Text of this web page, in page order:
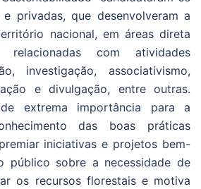
privadas, que desenvolveram a
nacional, em áreas direta
relacionadas com atividades
investigação, associativismo,
e divulgação, entre outras.
extrema importância para a
das boas práticas
iniciativas e projetos bem-
público sobre a necessidade de
os recursos florestais e motiva